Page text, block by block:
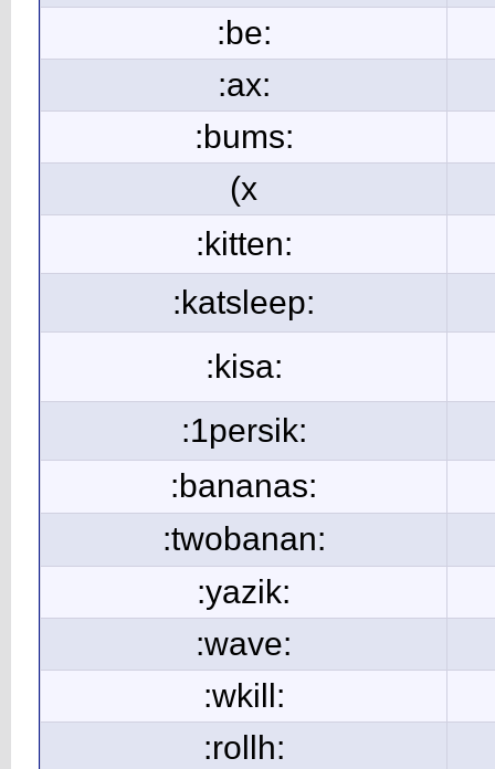
:be:
:ax:
:bums:
(x
:kitten:
:katsleep:
:kisa:
:1persik:
:bananas:
:twobanan:
:yazik:
:wave:
:wkill:
:rollh: